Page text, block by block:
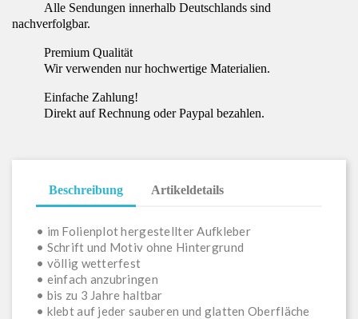
Alle Sendungen innerhalb Deutschlands sind
nachverfolgbar.
Premium Qualität
Wir verwenden nur hochwertige Materialien.
Einfache Zahlung!
Direkt auf Rechnung oder Paypal bezahlen.
Beschreibung Artikeldetails
• im Folienplot hergestellter Aufkleber
• Schrift und Motiv ohne Hintergrund
• völlig wetterfest
• einfach anzubringen
• bis zu 3 Jahre haltbar
• klebt auf jeder sauberen und glatten Oberfläche